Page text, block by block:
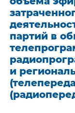
партий в
и